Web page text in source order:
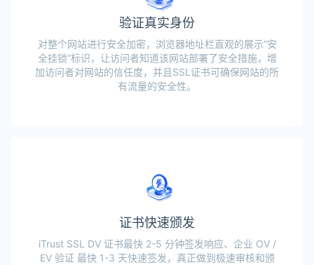
验证真实身份
对整个网站进行安全加密，浏览器地址栏直观的展示“安
全挂锁”标识，让访问者知道该网站部署了安全措施，增
加访问者对网站的信任度，并且SSL证书可确保网站的所
有流量的安全性。
证书快速颁发
iTrust SSL DV 证书最快 2-5 分钟签发响应、企业 OV /
EV 验证 最快 1-3 天快速签发，真正做到极速审核和颁